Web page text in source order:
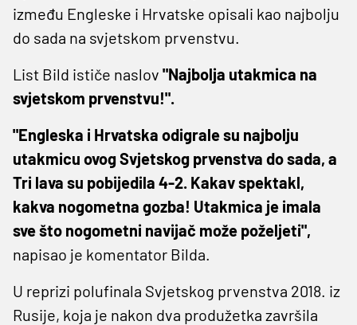
između Engleske i Hrvatske opisali kao najbolju
do sada na svjetskom prvenstvu.
List Bild ističe naslov "Najbolja utakmica na
svjetskom prvenstvu!".
"Engleska i Hrvatska odigrale su najbolju
utakmicu ovog Svjetskog prvenstva do sada, a
Tri lava su pobijedila 4-2. Kakav spektakl,
kakva nogometna gozba! Utakmica je imala
sve što nogometni navijač može poželjeti",
napisao je komentator Bilda.
U reprizi polufinala Svjetskog prvenstva 2018. iz
Rusije, koja je nakon dva produžetka završila